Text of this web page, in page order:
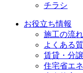
チラシ
お役立ち情報
施工の流れ
よくある
賃貸・分
住宅省エ